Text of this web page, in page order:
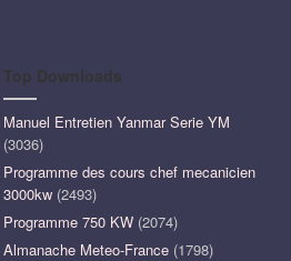
Top Downloads
Manuel Entretien Yanmar Serie YM
(3036)
Programme des cours chef mecanicien
3000kw (2493)
Programme 750 KW (2074)
Almanache Meteo-France (1798)